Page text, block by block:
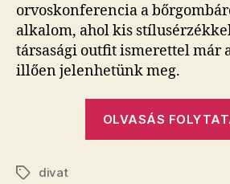
orvoskonferencia a
alkalom, ahol kis
társasági outfit ismerettel már
illően jelenhetünk meg.
OLVASÁS
Címkék
divat